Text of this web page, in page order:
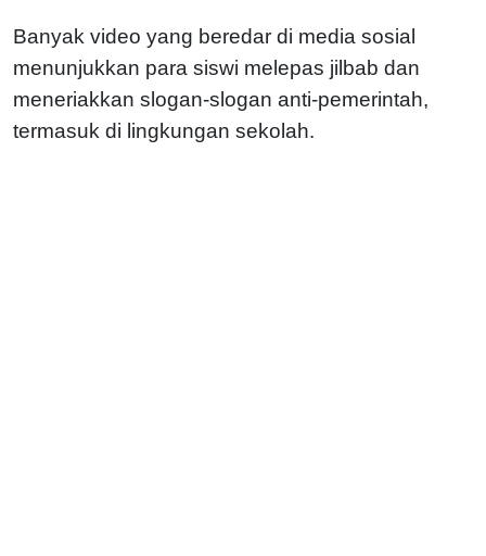
Banyak video yang beredar di media sosial
menunjukkan para siswi melepas jilbab dan
meneriakkan slogan-slogan anti-pemerintah,
termasuk di lingkungan sekolah.